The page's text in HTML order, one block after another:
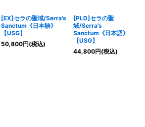
[EX]セラの聖域/Serra's
Sanctum《日本語》
【USG】
50,800円(税込)
[PLD]セラの聖
域/Serra's
Sanctum《日本語》
【USG】
44,800円(税込)